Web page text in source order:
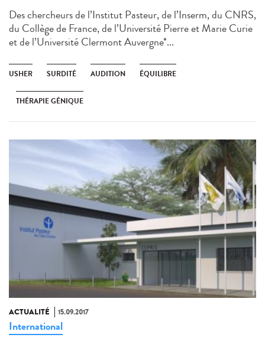
Des chercheurs de l’Institut Pasteur, de l’Inserm, du CNRS,
du Collège de France, de l’Université Pierre et Marie Curie
et de l’Université Clermont Auvergne*...
USHER SURDITÉ AUDITION ÉQUILIBRE
THÉRAPIE GÉNIQUE
ACTUALITÉ 15.09.2017
International